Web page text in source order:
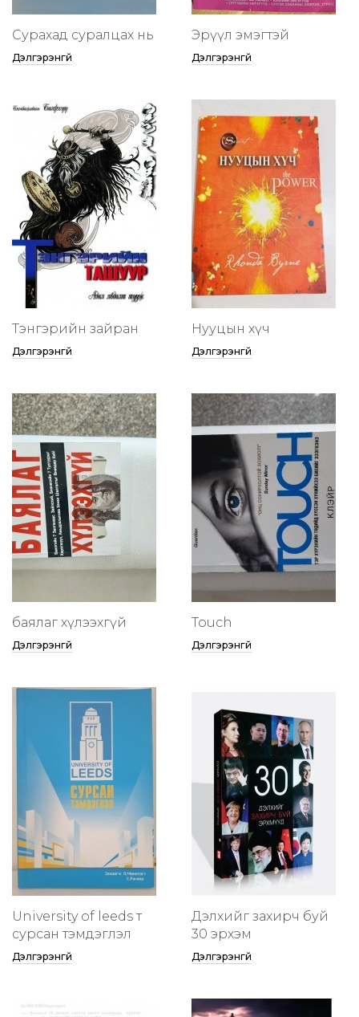
Сурахад суралцах нь
Дэлгэрэнгүй
Эрүүл эмэгтэй
Дэлгэрэнгүй
Тэнгэрийн зайран
Дэлгэрэнгүй
Нууцын хүч
Дэлгэрэнгүй
баялаг хүлээхгүй
Дэлгэрэнгүй
Touch
Дэлгэрэнгүй
University of leeds т
сурсан тэмдэглэл
Дэлгэрэнгүй
Дэлхийг захирч буй
30 эрхэм
Дэлгэрэнгүй